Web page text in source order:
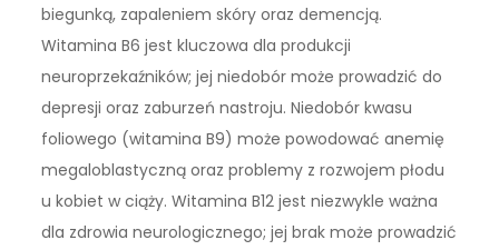
biegunką, zapaleniem skóry oraz demencją.
Witamina B6 jest kluczowa dla produkcji
neuroprzekaźników; jej niedobór może prowadzić do
depresji oraz zaburzeń nastroju. Niedobór kwasu
foliowego (witamina B9) może powodować anemię
megaloblastyczną oraz problemy z rozwojem płodu
u kobiet w ciąży. Witamina B12 jest niezwykle ważna
dla zdrowia neurologicznego; jej brak może prowadzić